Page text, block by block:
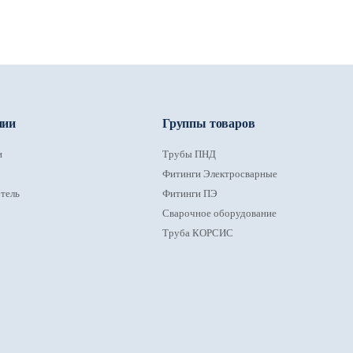
Группы товаров
Трубы ПНД
Фитинги Электросварные
Фитинги ПЭ
Сварочное оборудование
Труба КОРСИС